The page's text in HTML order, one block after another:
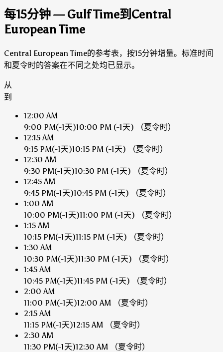
每15分钟 — Gulf Time到Central
European Time
Central European Time的参考表，按15分钟增量。标准时间
和夏令时的答案在不同之处均已显示。
从
到
12:00 AM
9:00 PM(-1天)10:00 PM (-1天)
（夏令时）
12:15 AM
9:15 PM(-1天)10:15 PM (-1天)
（夏令时）
12:30 AM
9:30 PM(-1天)10:30 PM (-1天)
（夏令时）
12:45 AM
9:45 PM(-1天)10:45 PM (-1天)
（夏令时）
1:00 AM
10:00 PM(-1天)11:00 PM (-1天)
（夏令时）
1:15 AM
10:15 PM(-1天)11:15 PM (-1天)
（夏令时）
1:30 AM
10:30 PM(-1天)11:30 PM (-1天)
（夏令时）
1:45 AM
10:45 PM(-1天)11:45 PM (-1天)
（夏令时）
2:00 AM
11:00 PM(-1天)12:00 AM
（夏令时）
2:15 AM
11:15 PM(-1天)12:15 AM
（夏令时）
2:30 AM
11:30 PM(-1天)12:30 AM
（夏令时）